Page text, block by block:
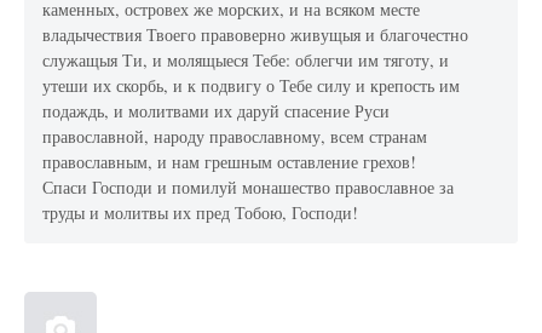
каменных, островех же морских, и на всяком месте
владычествия Твоего правоверно живущыя и благочестно
служащыя Ти, и молящыеся Тебе: облегчи им тяготу, и
утеши их скорбь, и к подвигу о Тебе силу и крепость им
подаждь, и молитвами их даруй спасение Руси
православной, народу православному, всем странам
православным, и нам грешным оставление грехов!
Спаси Господи и помилуй монашество православное за
труды и молитвы их пред Тобою, Господи!